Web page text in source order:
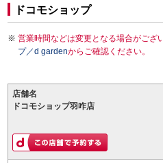
ドコモショップ
営業時間などは変更となる場合がござ
プ／d gardenからご確認ください。
店舗名
ドコモショップ羽咋店